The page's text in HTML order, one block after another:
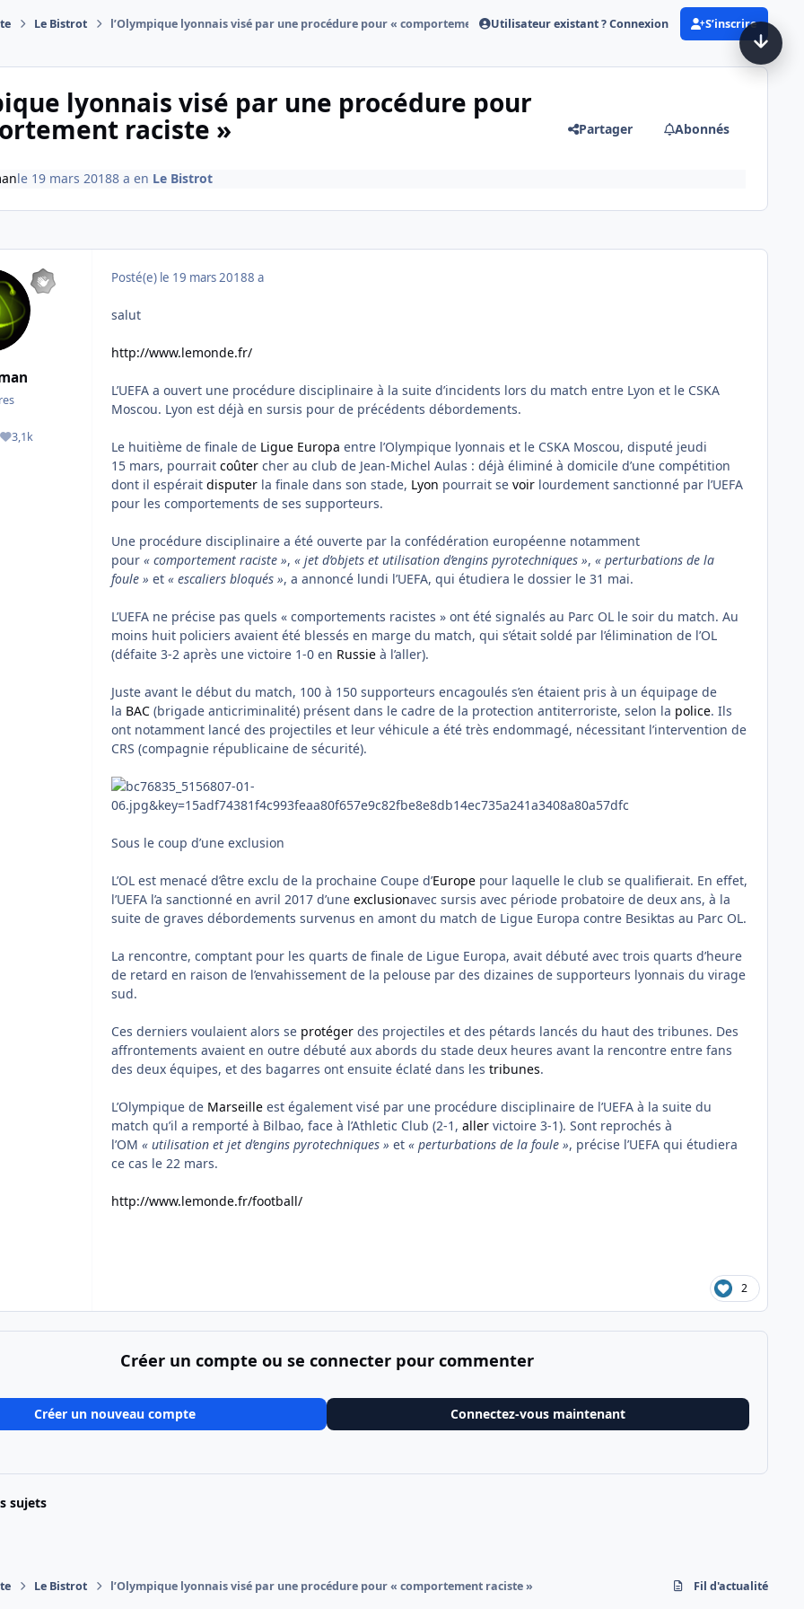
Le Bistrot l’Olympique lyonnais visé par une procédure pour « comportement raciste »Utilisateur existant ? Connexion S’inscrire
lyonnais visé par une procédure pour
raciste » Partager Abonnés
le 19 mars 20188 a en Le Bistrot
3,1k
Réputation
Posté(e) le 19 mars 20188 a
salut
http://www.lemonde.fr/
L’UEFA a ouvert une procédure disciplinaire à la suite d’incidents lors du match entre Lyon et le CSKA
Moscou. Lyon est déjà en sursis pour de précédents débordements.
Le huitième de finale de Ligue Europa entre l’Olympique lyonnais et le CSKA Moscou, disputé jeudi
15 mars, pourrait coûter cher au club de Jean-Michel Aulas : déjà éliminé à domicile d’une compétition
dont il espérait disputer la finale dans son stade, Lyon pourrait se voir lourdement sanctionné par l’UEFA
pour les comportements de ses supporteurs.
Une procédure disciplinaire a été ouverte par la confédération européenne notamment
pour « comportement raciste », « jet d’objets et utilisation d’engins pyrotechniques », « perturbations de la
foule » et « escaliers bloqués », a annoncé lundi l’UEFA, qui étudiera le dossier le 31 mai.
L’UEFA ne précise pas quels « comportements racistes » ont été signalés au Parc OL le soir du match. Au
moins huit policiers avaient été blessés en marge du match, qui s’était soldé par l’élimination de l’OL
(défaite 3-2 après une victoire 1-0 en Russie à l’aller).
Juste avant le début du match, 100 à 150 supporteurs encagoulés s’en étaient pris à un équipage de
la BAC (brigade anticriminalité) présent dans le cadre de la protection antiterroriste, selon la police. Ils
ont notamment lancé des projectiles et leur véhicule a été très endommagé, nécessitant l’intervention de
CRS (compagnie républicaine de sécurité).
Sous le coup d’une exclusion
L’OL est menacé d’être exclu de la prochaine Coupe d’Europe pour laquelle le club se qualifierait. En effet,
l’UEFA l’a sanctionné en avril 2017 d’une exclusionavec sursis avec période probatoire de deux ans, à la
suite de graves débordements survenus en amont du match de Ligue Europa contre Besiktas au Parc OL.
La rencontre, comptant pour les quarts de finale de Ligue Europa, avait débuté avec trois quarts d’heure
de retard en raison de l’envahissement de la pelouse par des dizaines de supporteurs lyonnais du virage
sud.
Ces derniers voulaient alors se protéger des projectiles et des pétards lancés du haut des tribunes. Des
affrontements avaient en outre débuté aux abords du stade deux heures avant la rencontre entre fans
des deux équipes, et des bagarres ont ensuite éclaté dans les tribunes.
L’Olympique de Marseille est également visé par une procédure disciplinaire de l’UEFA à la suite du
match qu’il a remporté à Bilbao, face à l’Athletic Club (2-1, aller victoire 3-1). Sont reprochés à
l’OM « utilisation et jet d’engins pyrotechniques » et « perturbations de la foule », précise l’UEFA qui étudiera
ce cas le 22 mars.
http://www.lemonde.fr/football/
2
Créer un compte ou se connecter pour commenter
Créer un nouveau compte Connectez-vous maintenant
sujets
Le Bistrot l’Olympique lyonnais visé par une procédure pour « comportement raciste » Fil d'actualité